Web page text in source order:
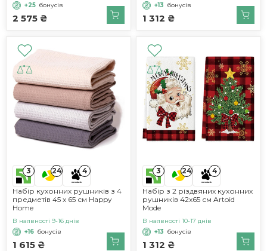
2 575 ₴
+25 бонусів
1 312 ₴
+13 бонусів
3 24 4
Набір кухонних рушників з 4
предметів 45 х 65 см Happy
Home
1 615 ₴
В наявності 9-16 днів
+16 бонусів
3 24 4
Набір з 2 різдвяних кухонних
рушників 42x65 см Artoid
Mode
1 312 ₴
В наявності 10-17 днів
+13 бонусів